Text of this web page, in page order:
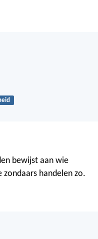
bewijst aan wie
handelen zo.